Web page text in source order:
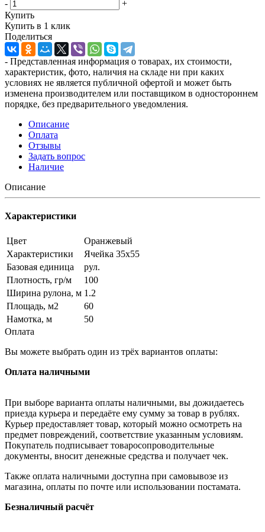
-
+
Купить
Купить в 1 клик
Поделиться
- Представленная информация о товарах, их стоимости,
характеристик, фото, наличия на складе ни при каких
условиях не является публичной офертой и может быть
изменена производителем или поставщиком в одностороннем
порядке, без предварительного уведомления.
Описание
Оплата
Отзывы
Задать вопрос
Наличие
Описание
Характеристики
Цвет
Оранжевый
Характеристики
Ячейка 35x55
Базовая единица
рул.
Плотность, гр/м
100
Ширина рулона, м 1.2
Площадь, м2
60
Намотка, м
50
Оплата
Вы можете выбрать один из трёх вариантов оплаты:
Оплата наличными
При выборе варианта оплаты наличными, вы дожидаетесь
приезда курьера и передаёте ему сумму за товар в рублях.
Курьер предоставляет товар, который можно осмотреть на
предмет повреждений, соответствие указанным условиям.
Покупатель подписывает товаросопроводительные
документы, вносит денежные средства и получает чек.
Также оплата наличными доступна при самовывозе из
магазина, оплаты по почте или использовании постамата.
Безналичный расчёт